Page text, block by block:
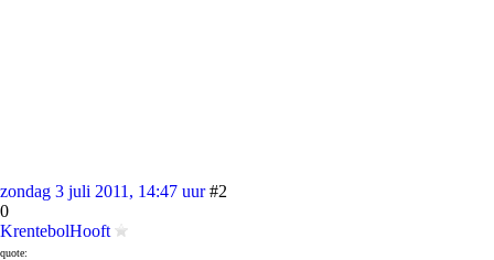
zondag 3 juli 2011, 14:47 uur #2
0
KrentebolHooft
quote: